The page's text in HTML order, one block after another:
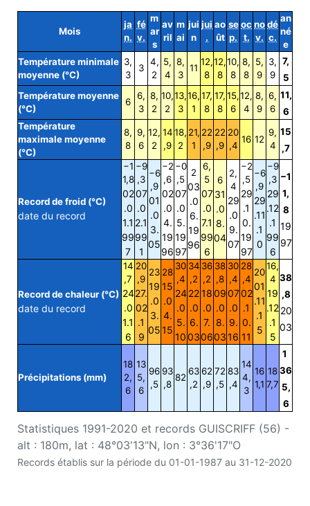
Statistiques 1991-2020 et records GUISCRIFF (56) -
alt : 180m, lat : 48°03'13"N, lon : 3°36'17"O
Records établis sur la période du 01-01-1987 au 31-12-2020
Mois
ja
n.
fé
v.
m
ar
s
av
ril
m
ai
jui
n
jui
.
ao
ût
se
p.
oc
t.
no
v.
dé
c.
an
né
e
Température minimale
moyenne (°C)
3,
3
3
4,
2
5,
4
8,
3
11
12,
8
12,
8
10,
8
8,
8
5,
9
3,
9
7,
5
Température moyenne
(°C)
6
6,
3
8,
2
10,
2
13,
3
16,
1
17,
8
17,
8
15,
6
12,
4
8,
9
6,
6
11,
6
Température
maximale moyenne
(°C)
8,
8
9,
6
12,
2
14
,9
18,
2
21,
1
22
,9
22
,9
20
,4
16 12
9,
4
15
,7
Record de froid (°C)
date du record
−1
1,8
02
.0
1.1
99
7
−9
,3
07
.0
2.1
99
1
−6
,9
01
.0
3.
05
−2
,6
02
.0
4.
19
96
−0
,5
07
.0
5.
19
97
2
03
.0
6.
19
96
6,
5
07
.0
7.1
99
6
6
31
.0
8.
04
2,
4
29
.0
9.
07
−2
,5
29
.1
0.
19
97
−6
,9
29
.11
.1
0
−9
,3
29
.12
.1
99
6
−1
1,
8
19
97
Record de chaleur (°C)
date du record
14
,7
24
.0
1.1
6
20
,9
27.
02
.1
9
23
19
.0
3.
05
28
15
.0
4.
15
30
,4
24
.0
5.
10
34
,2
22
.0
6.
03
36
,2
18
.0
7.
06
38
,8
09
.0
8.
03
30
,4
07
.0
9.
16
28
,4
02
.1
0.
11
20
01
.11
.1
5
16,
4
19
.12
.1
5
38
,8
20
03
Précipitations (mm)
18
2,
6
13
5,
6
96
,5
93
,8
82
63
,2
62
,9
72
,5
83
,4
14
4,
3
16
1,1
18
7,7
1
36
5,
6